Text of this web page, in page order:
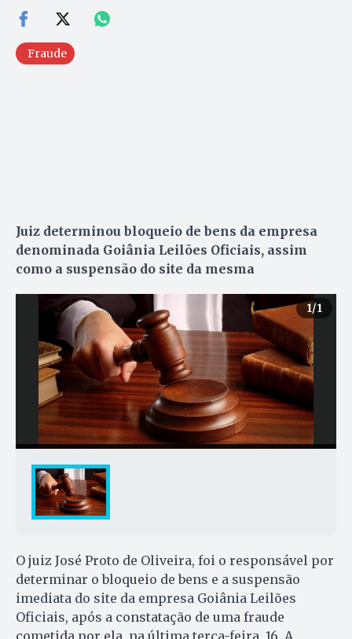
Fraude
Juiz determinou bloqueio de bens da empresa
denominada Goiânia Leilões Oficiais, assim
como a suspensão do site da mesma
1/1
O juiz José Proto de Oliveira, foi o responsável por
determinar o bloqueio de bens e a suspensão
imediata do site da empresa Goiânia Leilões
Oficiais, após a constatação de uma fraude